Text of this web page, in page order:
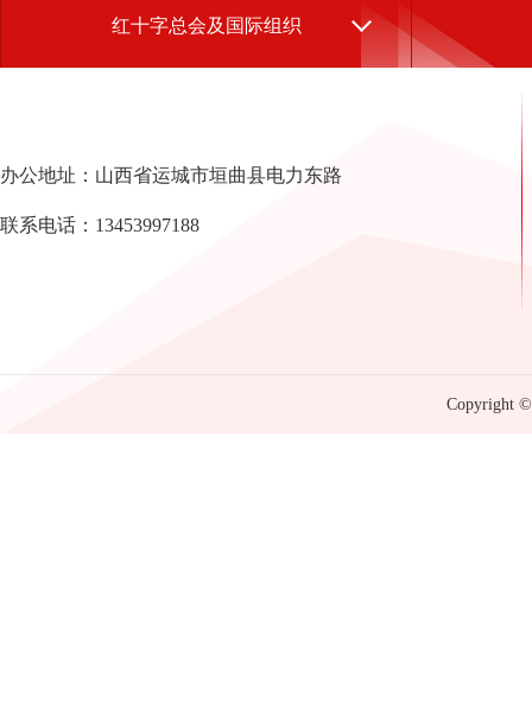
红十字总会及国际组织
办公地址：山西省运城市垣曲县电力东路
联系电话：13453997188
Copyright